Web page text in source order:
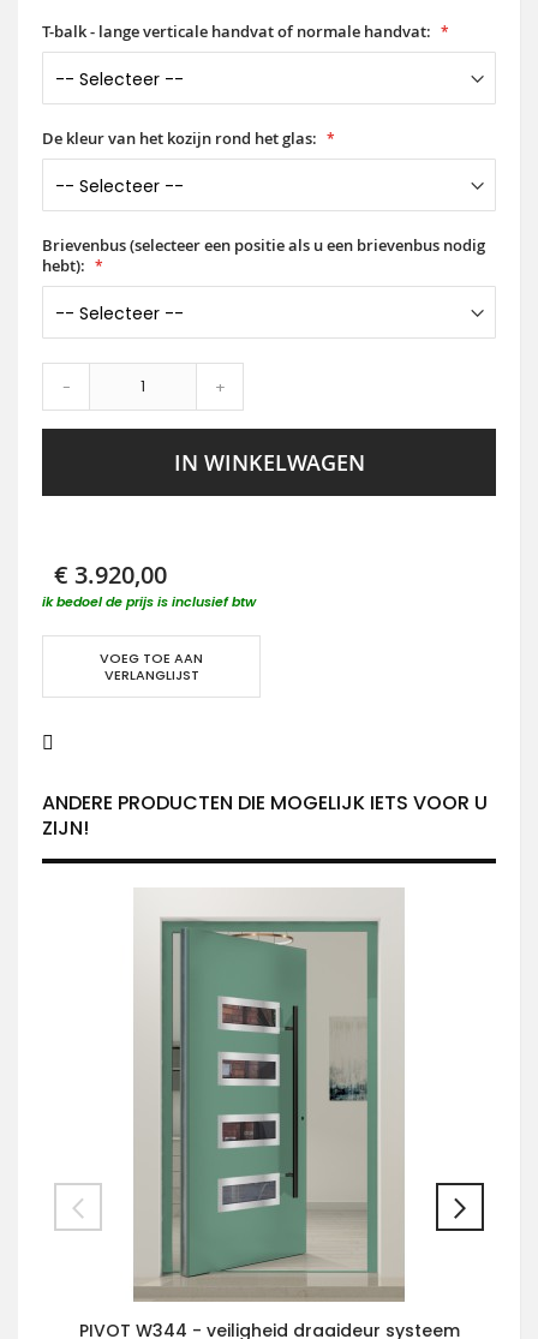
T-balk - lange verticale handvat of normale handvat:
De kleur van het kozijn rond het glas:
Brievenbus (selecteer een positie als u een brievenbus nodig
hebt):
- +
IN WINKELWAGEN
€ 3.920,00
ik bedoel de prijs is inclusief btw
VOEG TOE AAN
VERLANGLIJST
ANDERE PRODUCTEN DIE MOGELIJK IETS VOOR U
ZIJN!
PIVOT W344 - veiligheid draaideur systeem